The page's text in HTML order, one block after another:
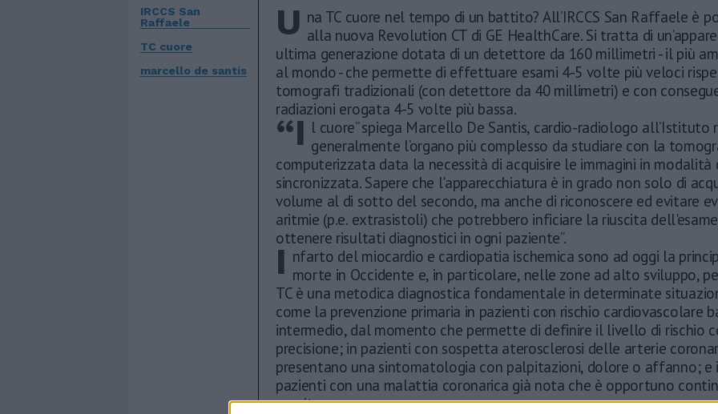
IRCCS San
Raffaele
TC cuore
marcello de santis
U na TC cuore nel tempo di un battito? All’IRCCS San Raffaele è
alla nuova Revolution CT di GE HealthCare. Si tratta di
ultima generazione dotata di un detettore da 160 millimetri - il più
al mondo - che permette di effettuare esami 4-5 volte più veloci
tomografi tradizionali (con detettore da 40 millimetri) e con
radiazioni erogata 4-5 volte più bassa.
“I l cuore” spiega Marcello De Santis, cardio-radiologo all’Istituto
generalmente l’organo più complesso da studiare con la
computerizzata data la necessità di acquisire le immagini in modalità
sincronizzata. Sapere che l'apparecchiatura è in grado non solo di
volume al di sotto del secondo, ma anche di riconoscere ed evitare
aritmie (p.e. extrasistoli) che potrebbero inficiare la riuscita
ottenere risultati diagnostici in ogni paziente”.
I nfarto del miocardio e cardiopatia ischemica sono ad oggi la
morte in Occidente e, in particolare, nelle zone ad alto sviluppo,
TC è una metodica diagnostica fondamentale in determinate
come la prevenzione primaria in pazienti con rischio cardiovascolare
intermedio, dal momento che permette di definire il livello di rischio
precisione; in pazienti con sospetta aterosclerosi delle arterie
presentano una sintomatologia con palpitazioni, dolore o affanno;
pazienti con una malattia coronarica già nota che è opportuno
monitorare.